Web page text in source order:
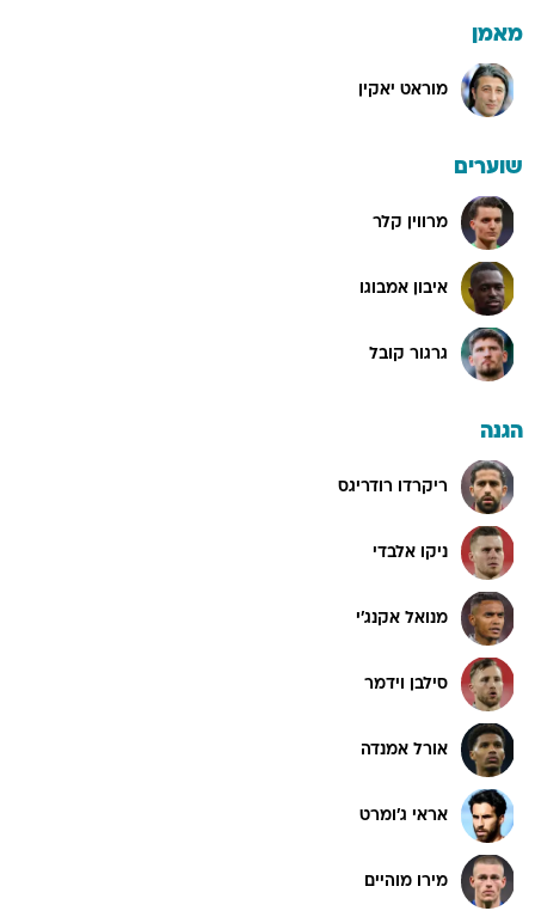
מאמן
מוראט יאקין
שוערים
מרווין קלר
איבון אמבוגו
גרגור קובל
הגנה
ריקרדו רודריגס
ניקו אלבדי
מנואל אקנג'י
סילבן וידמר
אורל אמנדה
אראי ג'ומרט
מירו מוהיים